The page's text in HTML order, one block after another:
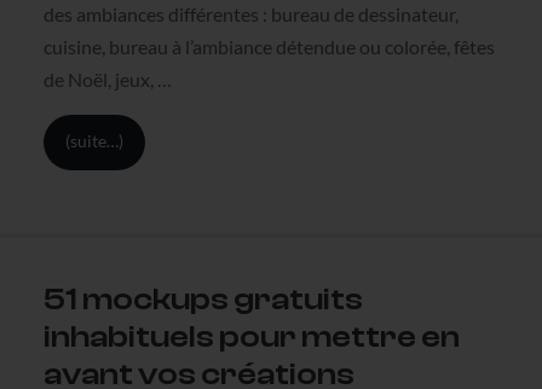
des ambiances différentes : bureau de dessinateur,
cuisine, bureau à l’ambiance détendue ou colorée, fêtes
de Noël, jeux, …
(suite…)
51 mockups gratuits
inhabituels pour mettre en
avant vos créations